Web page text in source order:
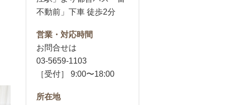
不動前」下車 徒歩2分
営業・対応時間
お問合せは
03-5659-1103
［受付］ 9:00〜18:00
所在地